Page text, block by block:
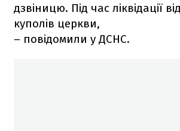
дзвіницю. Під час ліквідації
куполів церкви,
– повідомили у ДСНС.